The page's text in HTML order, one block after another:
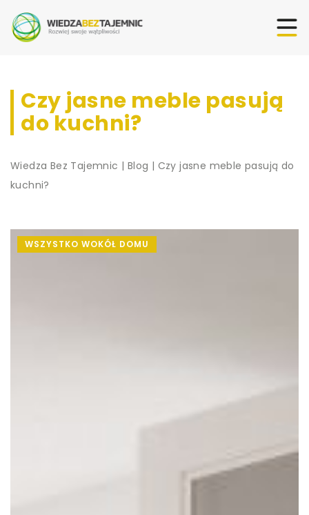
Czy jasne meble pasują
do kuchni?
Wiedza Bez Tajemnic | Blog | Czy jasne meble pasują do
kuchni?
WSZYSTKO WOKÓŁ DOMU